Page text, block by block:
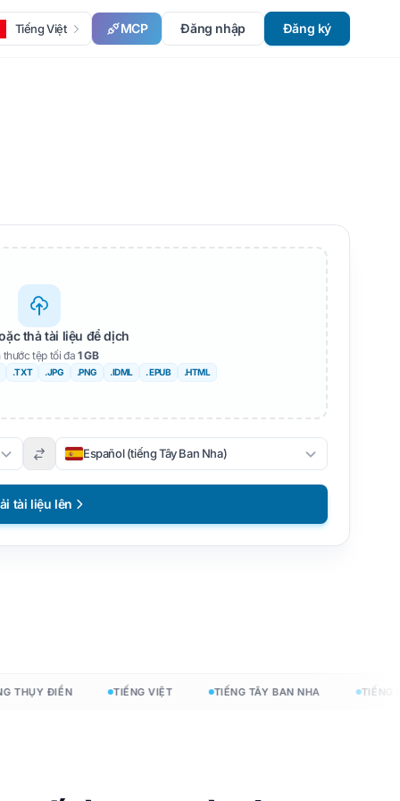
Tiếng Việt MCP Đăng nhập Đăng ký
thả tài liệu để dịch
thước tệp tối đa 1 GB
.TXT .JPG .PNG .IDML . EPUB .HTML
Español (tiếng Tây Ban Nha)
tài liệu lên
ĐIỂN TIẾNG VIỆT TIẾNG TÂY BAN NHA TIẾNG